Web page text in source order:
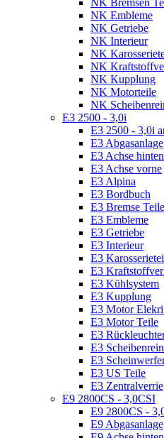
NK Embleme
NK Getriebe
NK Interieur
NK
NK
NK Kupplung
NK Motorteile
NK
E3 2500 - 3,0i
E3 2500 - 3,0i
E3 Abgasanlage
E3 Achse hinten
E3 Achse vorne
E3 Alpina
E3 Bordbuch
E3 Bremse Teile
E3 Embleme
E3 Getriebe
E3 Interieur
E3
E3
E3 Kühlsystem
E3 Kupplung
E3 Motor
E3 Motor Teile
E3
E3
E3
E3 US Teile
E3
E9 2800CS - 3,0CSI
E9 2800CS -
E9 Abgasanlage